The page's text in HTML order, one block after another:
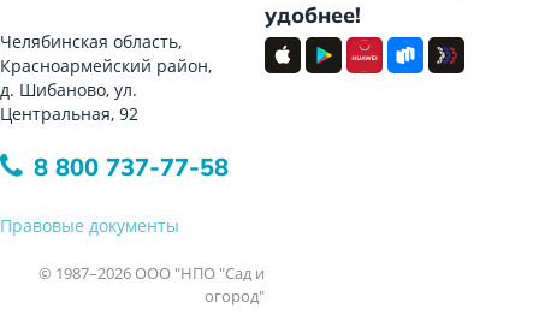
Челябинская область,
Красноармейский район,
д. Шибаново, ул.
Центральная, 92
8 800 737-77-58
Правовые документы
© 1987–2026 ООО "НПО "Сад и
огород"
удобнее!